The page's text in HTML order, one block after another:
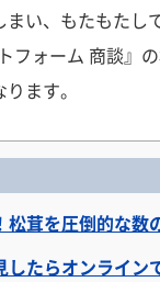
い、もたもたし
フォーム 商談』
ます。
松茸を圧倒的な数
したらオンライン